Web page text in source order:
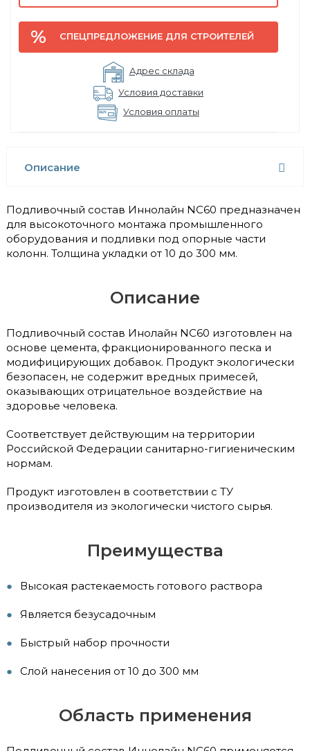
СПЕЦПРЕДЛОЖЕНИЕ ДЛЯ СТРОИТЕЛЕЙ
Адрес склада
Условия доставки
Условия оплаты
Описание
Подливочный состав Иннолайн NC60 предназначен
для высокоточного монтажа промышленного
оборудования и подливки под опорные части
колонн. Толщина укладки от 10 до 300 мм.
Описание
Подливочный состав Инолайн NC60 изготовлен на
основе цемента, фракционированного песка и
модифицирующих добавок. Продукт экологически
безопасен, не содержит вредных примесей,
оказывающих отрицательное воздействие на
здоровье человека.
Соответствует действующим на территории
Российской Федерации санитарно-гигиеническим
нормам.
Продукт изготовлен в соответствии с ТУ
производителя из экологически чистого сырья.
Преимущества
Высокая растекаемость готового раствора
Является безусадочным
Быстрый набор прочности
Слой нанесения от 10 до 300 мм
Область применения